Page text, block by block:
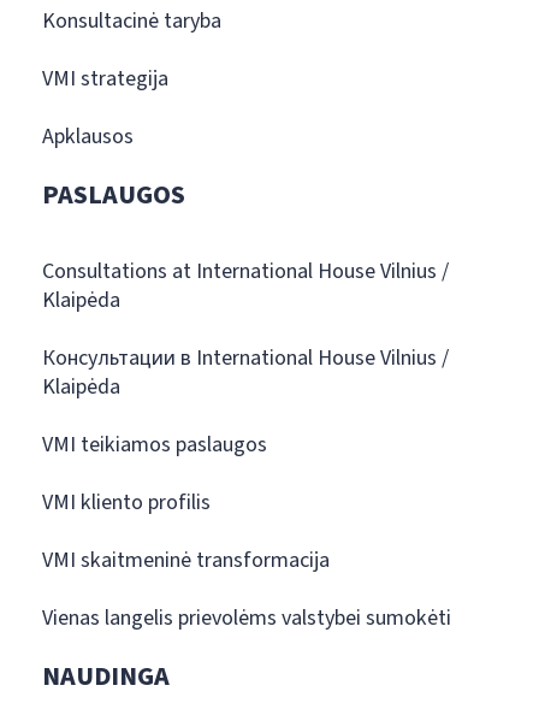
Konsultacinė taryba
VMI strategija
Apklausos
PASLAUGOS
Consultations at International House Vilnius /
Klaipėda
Консультации в International House Vilnius /
Klaipėda
VMI teikiamos paslaugos
VMI kliento profilis
VMI skaitmeninė transformacija
Vienas langelis prievolėms valstybei sumokėti
NAUDINGA